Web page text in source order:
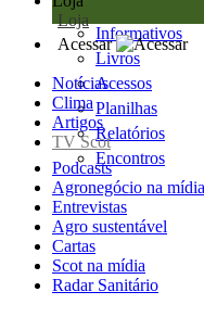
Loja
Informativos
Livros
Acessos
Planilhas
Relatórios
Encontros
Acessar
Notícias
Clima
Artigos
TV Scot
Podcasts
Agronegócio na mídia
Entrevistas
Agro sustentável
Cartas
Scot na mídia
Radar Sanitário